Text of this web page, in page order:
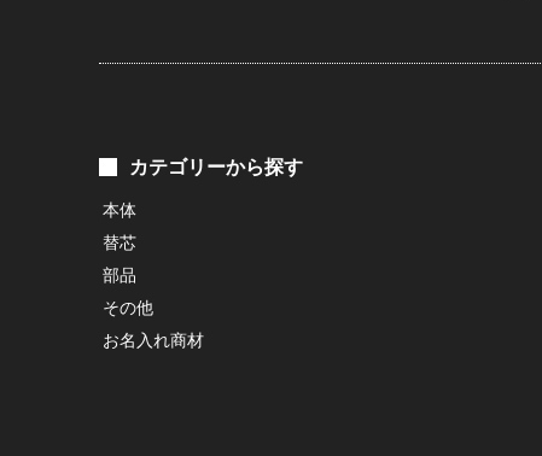
カテゴリーから探す
本体
替芯
部品
その他
お名入れ商材